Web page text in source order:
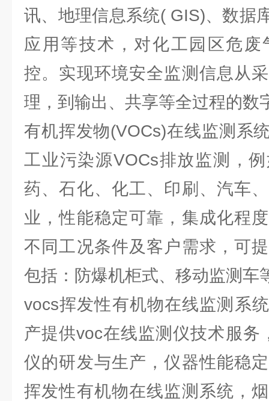
讯、地理信息系统( GIS)、数据
应用等技术，对化工园区危
控。实现环境安全监测信息从
理，到输出、共享等全过程的数
有机挥发物(VOCs)在线监测系
工业污染源VOCs排放监测，
药、石化、化工、印刷、汽车
业，性能稳定可靠，集成化程
不同工况条件及客户需求，可
包括：防爆机柜式、移动监测车
vocs挥发性有机物在线监测系
产提供voc在线监测仪技术服务
仪的研发与生产，仪器性能稳
挥发性有机物在线监测系统，